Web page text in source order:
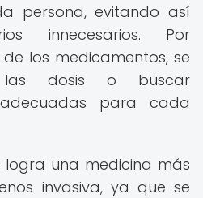
persona, evitando así
innecesarios. Por
los medicamentos, se
las dosis o buscar
para cada
logra una medicina más
invasiva, ya que se